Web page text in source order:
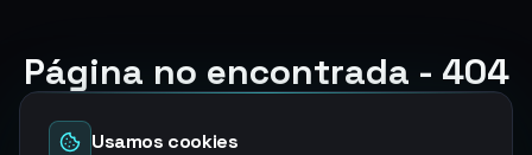
Página no encontrada - 404
esta disponible
Usamos cookies